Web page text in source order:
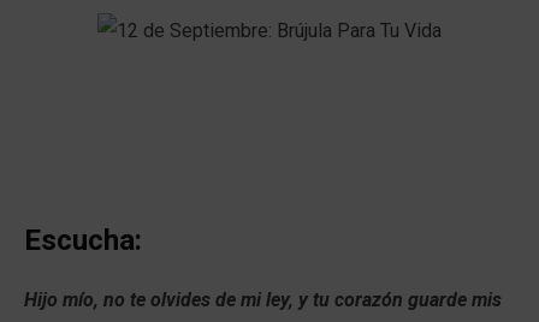
Escucha:
Hijo mío, no te olvides de mi ley, y tu corazón guarde mis